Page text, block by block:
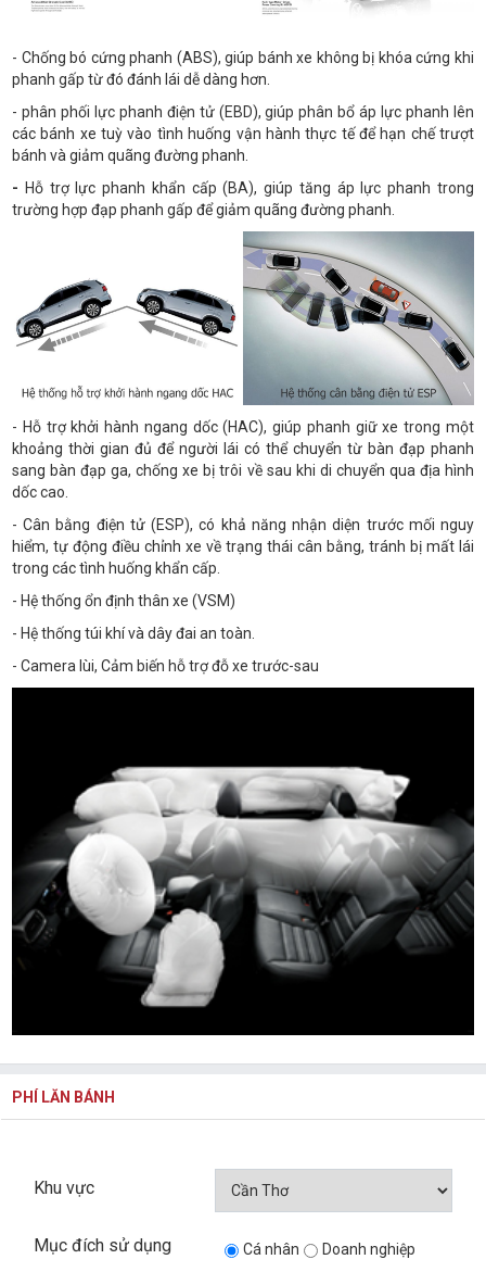
- Chống bó cứng phanh (ABS), giúp bánh xe không bị khóa cứng khi
phanh gấp từ đó đánh lái dễ dàng hơn.
- phân phối lực phanh điện tử (EBD), giúp phân bổ áp lực phanh lên
các bánh xe tuỳ vào tình huống vận hành thực tế để hạn chế trượt
bánh và giảm quãng đường phanh.
- Hỗ trợ lực phanh khẩn cấp (BA), giúp tăng áp lực phanh trong
trường hợp đạp phanh gấp để giảm quãng đường phanh.
- Hỗ trợ khởi hành ngang dốc (HAC), giúp phanh giữ xe trong một
khoảng thời gian đủ để người lái có thể chuyển từ bàn đạp phanh
sang bàn đạp ga, chống xe bị trôi về sau khi di chuyển qua địa hình
dốc cao.
- Cân bằng điện tử (ESP), có khả năng nhận diện trước mối nguy
hiểm, tự động điều chỉnh xe về trạng thái cân bằng, tránh bị mất lái
trong các tình huống khẩn cấp.
- Hệ thống ổn định thân xe (VSM)
- Hệ thống túi khí và dây đai an toàn.
- Camera lùi, Cảm biến hỗ trợ đỗ xe trước-sau
PHÍ LĂN BÁNH
Khu vực
Mục đích sử dụng Cá nhân Doanh nghiệp